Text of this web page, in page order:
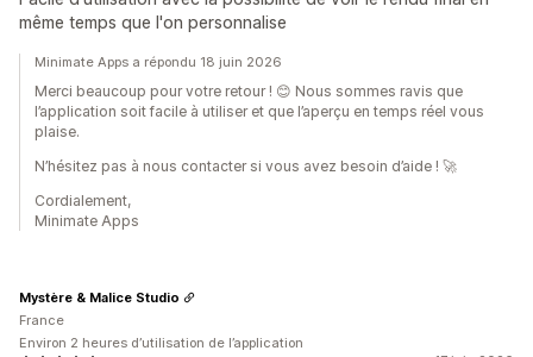
même temps que l'on personnalise
Minimate Apps a répondu 18 juin 2026
Merci beaucoup pour votre retour ! 😊 Nous sommes ravis que
l’application soit facile à utiliser et que l’aperçu en temps réel vous
plaise.
N’hésitez pas à nous contacter si vous avez besoin d’aide ! 🚀
Cordialement,
Minimate Apps
Mystère & Malice Studio
France
Environ 2 heures d’utilisation de l’application